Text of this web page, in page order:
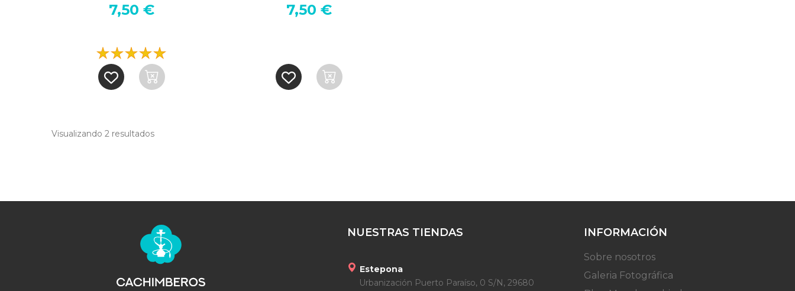
7,50 € 7,50 €
Visualizando 2 resultados
NUESTRAS TIENDAS
Estepona
Urbanización Puerto Paraíso, 0 S/N, 29680
INFORMACIÓN
Sobre nosotros
Galeria Fotográfica